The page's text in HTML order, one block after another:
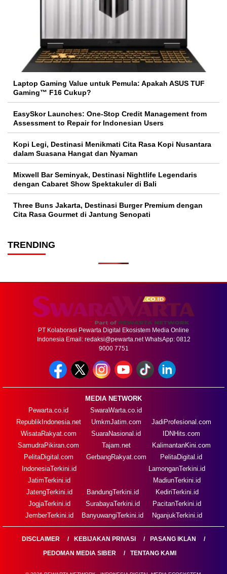
Laptop Gaming Value untuk Pemula: Apakah ASUS TUF
Gaming™ F16 Cukup?
EasySkor Launches: One-Stop Credit Management from
Assessment to Repair for Indonesian Users
Kopi Legi, Destinasi Menikmati Cita Rasa Kopi Nusantara
dalam Suasana Hangat dan Nyaman
Mixwell Bar Seminyak, Destinasi Nightlife Legendaris
dengan Cabaret Show Spektakuler di Bali
Three Buns Jakarta, Destinasi Burger Premium dengan
Cita Rasa Gourmet di Jantung Senopati
TRENDING
PT Kolaborasi Pewarta Digital Ekosistem Media Online
Indonesia Email: redaksi@pewarta.netWhatsApp: 0812
9000 7751
MEDIA NETWORK
Pewarta.co.id
RepublikIndonesia.net
WisataRakyat.com
SamudraPikiran.com
PelitaDigital.com
SwaraWarta.co.id
UmkmJatim.com
SuaraNasional.id
Tajam.net
GerbangRakyat.com
JadiProfesional.com
IDNHits.com
KalimantanKini.com
PelitaDigital.id
IndonesiaTerkini.id
JatimTerkini.id
JatengTerkini.id
JogjaTerkini.id
JemberTerkini.id
BandungTerkini.id
SurabayaTerkini.id
BanyuwangiTerkini.id
LamonganTerkini.id
MadiunTerkini.id
KediriTerkini.id
PacitanTerkini.id
NganjukTerkini.id
DISCLAIMER KEBIJAKAN PRIVASI
PASANG IKLAN
PEDOMAN MEDIA SIBER
TENTANG KAMI